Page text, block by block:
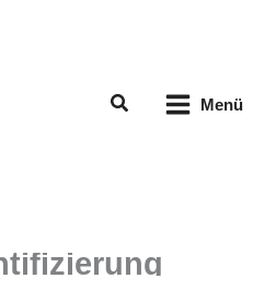
Suchen Menü